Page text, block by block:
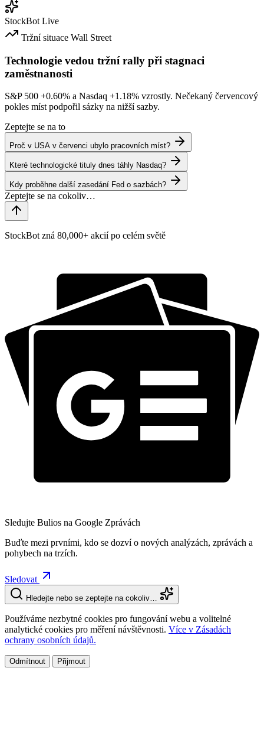
StockBot Live
Tržní situace Wall Street
Technologie vedou tržní rally při stagnaci
zaměstnanosti
S&P 500 +0.60% a Nasdaq +1.18% vzrostly. Nečekaný červencový
pokles míst podpořil sázky na nižší sazby.
Zeptejte se na to
Proč v USA v červenci ubylo pracovních míst?
Které technologické tituly dnes táhly Nasdaq?
Kdy proběhne další zasedání Fed o sazbách?
StockBot zná 80,000+ akcií po celém světě
Sledujte Bulios na Google Zprávách
Buďte mezi prvními, kdo se dozví o nových analýzách, zprávách a
pohybech na trzích.
Sledovat
Hledejte nebo se zeptejte na cokoliv…
Používáme nezbytné cookies pro fungování webu a volitelné
analytické cookies pro měření návštěvnosti. Více v Zásadách
ochrany osobních údajů.
Odmítnout Přijmout